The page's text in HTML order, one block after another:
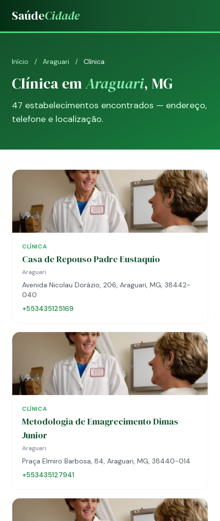
SaúdeCidade
Início / Araguari / Clínica
Clínica emAraguari, MG
47 estabelecimentos encontrados — endereço,
telefone e localização.
CLÍNICA
Casa de Repouso Padre Eustaquio
Araguari
Avenida Nicolau Dorázio, 206, Araguari, MG, 38442-
040
+553435125169
CLÍNICA
Metodologia de Emagrecimento Dimas
Junior
Araguari
Praça Elmiro Barbosa, 84, Araguari, MG, 38440-014
+553435127941